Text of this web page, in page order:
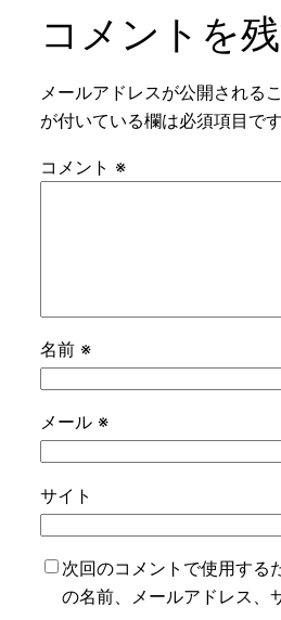
コメントを
メールアドレスが公開される
が付いている欄は必須項目です
コメント ※
名前 ※
メール ※
サイト
次回のコメントで使用する
の名前、メールアドレス、